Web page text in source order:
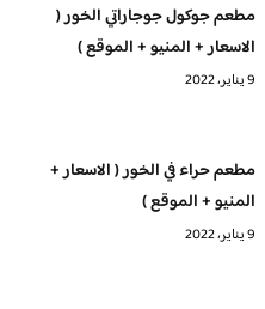
مطعم جوكول جوجاراتي الخور (
الاسعار + المنيو + الموقع )
9 يناير، 2022
مطعم حراء في الخور ( الاسعار +
المنيو + الموقع )
9 يناير، 2022